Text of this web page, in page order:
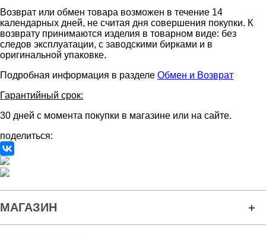
Возврат или обмен товара возможен в течение 14
календарных дней, не считая дня совершения покупки. К
возврату принимаются изделия в товарном виде: без
следов эксплуатации, с заводскими бирками и в
оригинальной упаковке.
Подробная информация в разделе Обмен и Возврат
Гарантийный срок:
30 дней с момента покупки в магазине или на сайте.
поделиться:
МАГАЗИН